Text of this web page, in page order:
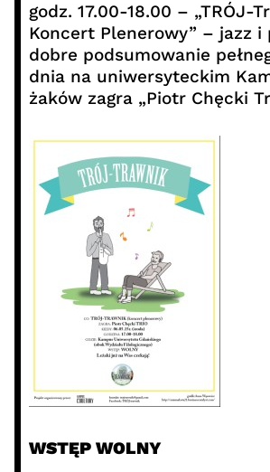
godz. 17.00-18.00 – „TRÓJ-
Koncert Plenerowy” – jazz i
dobre podsumowanie
dnia na uniwersyteckim
żaków zagra „Piotr Chęcki
WSTĘP WOLNY